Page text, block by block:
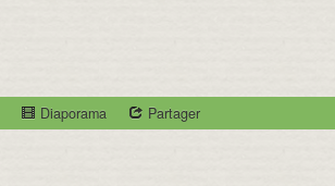
Diaporama Partager